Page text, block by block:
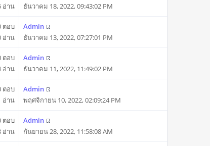
อ่าน
ธันวาคม 18, 2022, 09:43:02 PM
ตอบ
อ่าน
Admin
ธันวาคม 13, 2022, 07:27:01 PM
ตอบ
อ่าน
Admin
ธันวาคม 11, 2022, 11:49:02 PM
ตอบ
อ่าน
Admin
พฤศจิกายน 10, 2022, 02:09:24 PM
ตอบ
อ่าน
Admin
กันยายน 28, 2022, 11:58:08 AM